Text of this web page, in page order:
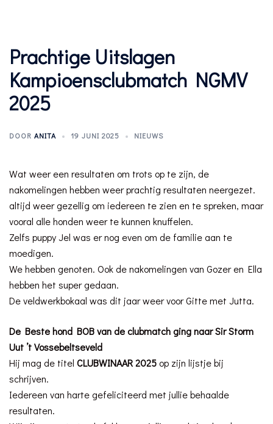
Prachtige Uitslagen
Kampioensclubmatch NGMV
2025
DOOR ANITA 19 JUNI 2025 NIEUWS
Wat weer een resultaten om trots op te zijn, de
nakomelingen hebben weer prachtig resultaten neergezet.
altijd weer gezellig om iedereen te zien en te spreken, maar
vooral alle honden weer te kunnen knuffelen.
Zelfs puppy Jel was er nog even om de familie aan te
moedigen.
We hebben genoten. Ook de nakomelingen van Gozer en Ella
hebben het super gedaan.
De veldwerkbokaal was dit jaar weer voor Gitte met Jutta.
De Beste hond BOB van de clubmatch ging naar Sir Storm
Uut ’t Vossebeltseveld
Hij mag de titel CLUBWINAAR 2025 op zijn lijstje bij
schrijven.
Iedereen van harte gefeliciteerd met jullie behaalde
resultaten.